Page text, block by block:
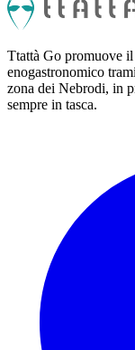
Ttattà Go promuove
enogastronomico
zona dei Nebrodi, in
sempre in tasca.